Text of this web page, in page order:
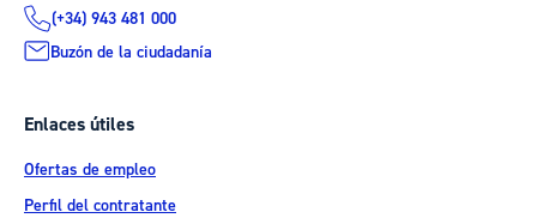
(+34) 943 481 000
Buzón de la ciudadanía
Enlaces útiles
Ofertas de empleo
Perfil del contratante